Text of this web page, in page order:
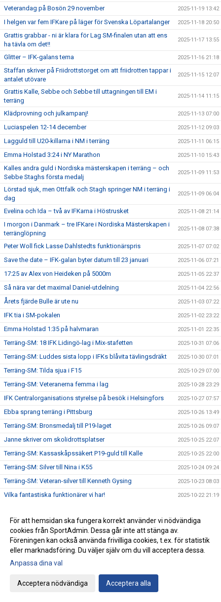
Veterandag på Bosön 29 november 2025-11-19 13:42
I helgen var fem IFKare på läger för Svenska Löpartalanger 2025-11-18 20:50
Grattis grabbar - ni är klara för Lag SM-finalen utan att ens
ha tävla om det!!
2025-11-17 13:55
Glitter – IFK-galans tema 2025-11-16 21:18
Staffan skriver på Friidrottstorget om att friidrotten tappar i
antalet utövare
2025-11-15 12:07
Grattis Kalle, Sebbe och Sebbe till uttagningen till EM i
terräng
2025-11-14 11:15
Klädprovning och julkampanj! 2025-11-13 07:00
Luciaspelen 12-14 december 2025-11-12 09:03
Lagguld till U20-killarna i NM i terräng 2025-11-11 06:15
Emma Holstad 3:24 i NY Marathon 2025-11-10 15:43
Kalles andra guld i Nordiska mästerskapen i terräng – och
Sebbe Staghs första medalj
2025-11-09 11:53
Lörstad sjuk, men Ottfalk och Stagh springer NM i terräng i
dag
2025-11-09 06:04
Evelina och Ida – två av IFKarna i Höstrusket 2025-11-08 21:14
I morgon i Danmark – tre IFKare i Nordiska Mästerskapen i
terränglöpning
2025-11-08 07:38
Peter Woll fick Lasse Dahlstedts funktionärspris 2025-11-07 07:02
Save the date – IFK-galan byter datum till 23 januari 2025-11-06 07:21
17:25 av Alex von Heideken på 5000m 2025-11-05 22:37
Så nära var det maximal Daniel-utdelning 2025-11-04 22:56
Årets fjärde Bulle är ute nu 2025-11-03 07:22
IFK tia i SM-pokalen 2025-11-02 23:22
Emma Holstad 1:35 på halvmaran 2025-11-01 22:35
Terräng-SM: 18 IFK Lidingö-lag i Mix-stafetten 2025-10-31 07:06
Terräng-SM: Luddes sista lopp i IFKs blåvita tävlingsdräkt 2025-10-30 07:01
Terräng-SM: Tilda sjua i F15 2025-10-29 07:00
Terräng-SM: Veteranerna femma i lag 2025-10-28 23:29
IFK Centralorganisations styrelse på besök i Helsingfors 2025-10-27 07:57
Ebba sprang terräng i Pittsburg 2025-10-26 13:49
Terräng-SM: Bronsmedalj till P19-laget 2025-10-26 09:07
Janne skriver om skolidrottsplatser 2025-10-25 22:07
Terräng-SM: Kassaskåpssäkert P19-guld till Kalle 2025-10-25 22:00
Terräng-SM: Silver till Nina i K55 2025-10-24 09:24
Terräng-SM: Veteran-silver till Kenneth Gysing 2025-10-23 08:03
Vilka fantastiska funktionärer vi har! 2025-10-22 21:19
Stark trio juniorlöpare från IFK i Nordiska mästerskapen i
terräng
2025-10-22 08:33
Terräng-SM: Samuels första USM-guld 2025-10-21 07:48
Andreas Movin nära att kliva under tretimmarsgränsen i
För att hemsidan ska fungera korrekt använder vi nödvändiga
cookies från SportAdmin. Dessa går inte att stänga av.
Föreningen kan också använda frivilliga cookies, t.ex. för statistik
eller marknadsföring. Du väljer själv om du vill acceptera dessa.
Anpassa dina val
Acceptera nödvändiga Acceptera alla